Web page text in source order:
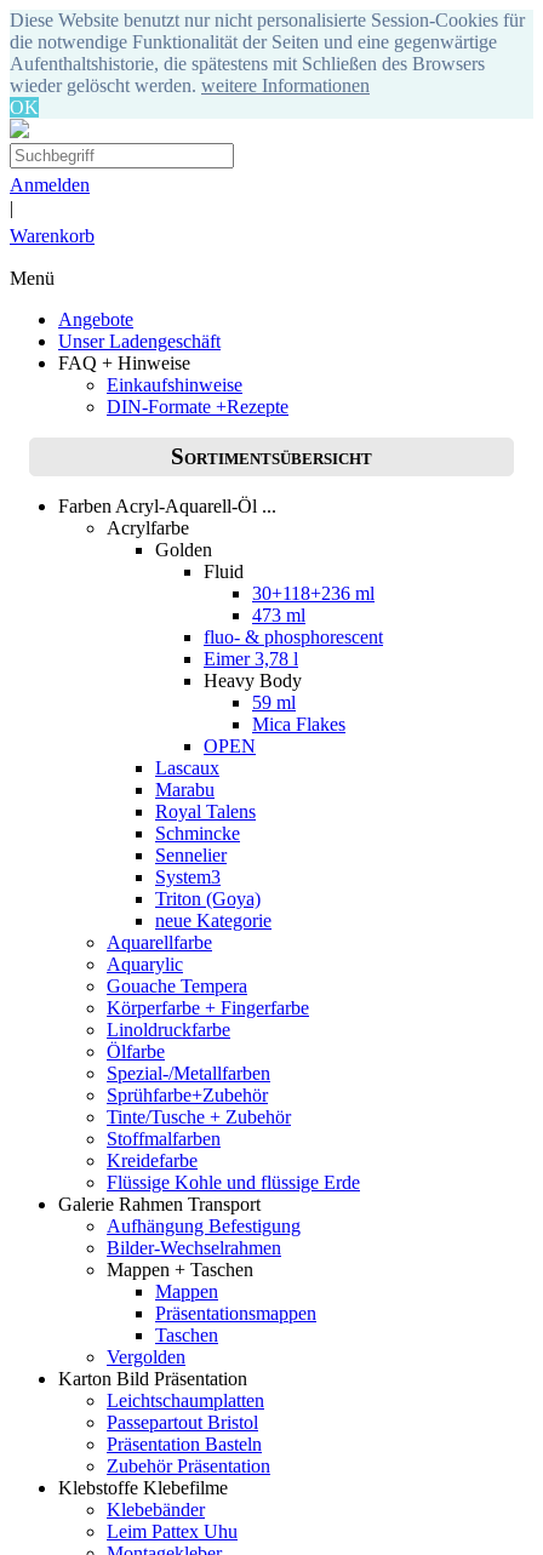
Diese Website benutzt nur nicht personalisierte Session-Cookies für
die notwendige Funktionalität der Seiten und eine gegenwärtige
Aufenthaltshistorie, die spätestens mit Schließen des Browsers
wieder gelöscht werden. weitere Informationen
OK
Anmelden
|
Warenkorb
Menü
Angebote
Unser Ladengeschäft
FAQ + Hinweise
Einkaufshinweise
DIN-Formate +Rezepte
Sortimentsübersicht
Farben Acryl-Aquarell-Öl ...
Acrylfarbe
Golden
Fluid
30+118+236 ml
473 ml
fluo- & phosphorescent
Eimer 3,78 l
Heavy Body
59 ml
Mica Flakes
OPEN
Lascaux
Marabu
Royal Talens
Schmincke
Sennelier
System3
Triton (Goya)
neue Kategorie
Aquarellfarbe
Aquarylic
Gouache Tempera
Körperfarbe + Fingerfarbe
Linoldruckfarbe
Ölfarbe
Spezial-/Metallfarben
Sprühfarbe+Zubehör
Tinte/Tusche + Zubehör
Stoffmalfarben
Kreidefarbe
Flüssige Kohle und flüssige Erde
Galerie Rahmen Transport
Aufhängung Befestigung
Bilder-Wechselrahmen
Mappen + Taschen
Mappen
Präsentationsmappen
Taschen
Vergolden
Karton Bild Präsentation
Leichtschaumplatten
Passepartout Bristol
Präsentation Basteln
Zubehör Präsentation
Klebstoffe Klebefilme
Klebebänder
Leim Pattex Uhu